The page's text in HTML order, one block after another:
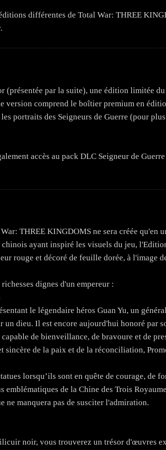
différentes de Total War: THREE
(présentée par la suite), une édition limitée
version comprend le boîtier premium en
portraits des Seigneurs de Guerre (pour
accès au pack DLC Seigneur de
THREE KINGDOMS ne sera créée qu'en
ayant inspiré les visuels du jeu,
rouge et décoré de feuille dorée, à l'image
dignes d'un empereur :
le légendaire héros Guan Yu, un
un dieu. Il est encore aujourd'hui honoré par
de bienveillance, de bravoure et de
sincère de la paix et de la réconciliation,
lorsqu’ils sont en quête de courage, de
emblématiques de la Chine des Trois
ne manquera pas de susciter l'admiration.
noir, vous trouverez un trésor d'œuvres